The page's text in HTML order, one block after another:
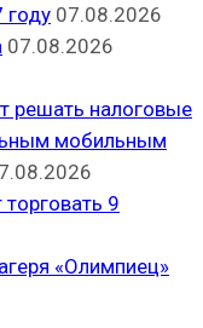
году 07.08.2026
07.08.2026
решать налоговые
мобильным
торговать 9
«Олимпиец»